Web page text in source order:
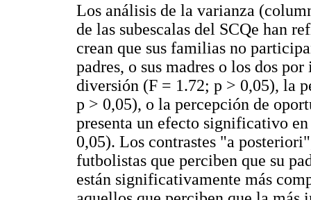
Los análisis de la varianza
de las subescalas del SCQe han
crean que sus familias no
padres, o sus madres o los dos
diversión (F = 1.72; p > 0,05), la
p > 0,05), o la percepción de
presenta un efecto significativo
0,05). Los contrastes "a
futbolistas que perciben que su
están significativamente más